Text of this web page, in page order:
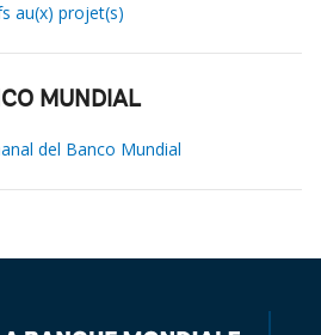
au(x) projet(s)
MUNDIAL
del Banco Mundial